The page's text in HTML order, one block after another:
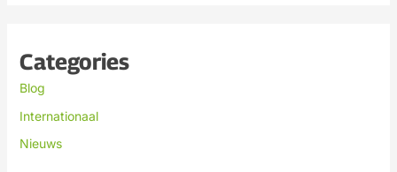
Categories
Blog
Internationaal
Nieuws